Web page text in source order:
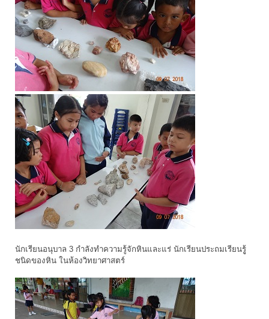
นักเรียนอนุบาล 3 กำลังทำความรู้จักหินและแร่ นักเรียนประถมเรียนรูู้
ชนิดของหิน ในห้องวิทยาศาสตร์